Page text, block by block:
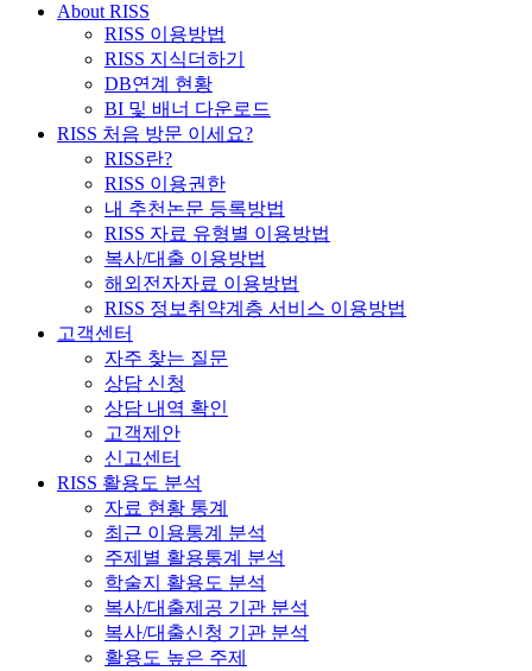
About RISS
RISS 이용방법
RISS 지식더하기
DB연계 현황
BI 및 배너 다운로드
RISS 처음 방문 이세요?
RISS란?
RISS 이용권한
내 추천논문 등록방법
RISS 자료 유형별 이용방법
복사/대출 이용방법
해외전자자료 이용방법
RISS 정보취약계층 서비스 이용방법
고객센터
자주 찾는 질문
상담 신청
상담 내역 확인
고객제안
신고센터
RISS 활용도 분석
자료 현황 통계
최근 이용통계 분석
주제별 활용통계 분석
학술지 활용도 분석
복사/대출제공 기관 분석
복사/대출신청 기관 분석
활용도 높은 주제